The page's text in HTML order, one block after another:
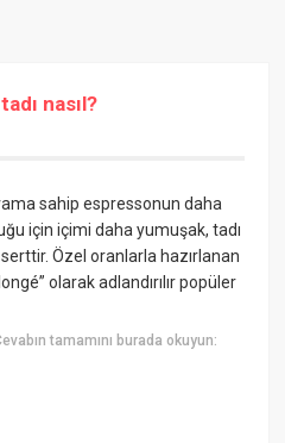
nasıl?
sahip espressonun daha
için içimi daha yumuşak, tadı
Özel oranlarla hazırlanan
olarak adlandırılır popüler
tamamını burada okuyun: